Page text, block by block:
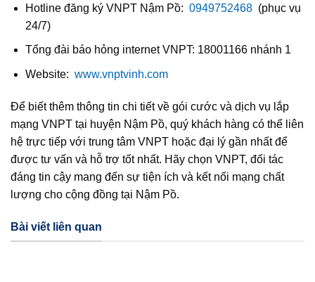
Hotline đăng ký VNPT Nậm Pồ: 0949752468 (phục vụ
24/7)
Tổng đài báo hỏng internet VNPT: 18001166 nhánh 1
Website: www.vnptvinh.com
Để biết thêm thông tin chi tiết về gói cước và dịch vụ lắp
mạng VNPT tại huyện Nậm Pồ, quý khách hàng có thể liên
hệ trực tiếp với trung tâm VNPT hoặc đại lý gần nhất để
được tư vấn và hỗ trợ tốt nhất. Hãy chọn VNPT, đối tác
đáng tin cậy mang đến sự tiện ích và kết nối mạng chất
lượng cho cộng đồng tại Nậm Pồ.
Bài viết liên quan